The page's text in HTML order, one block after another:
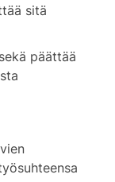
sitä
päättää